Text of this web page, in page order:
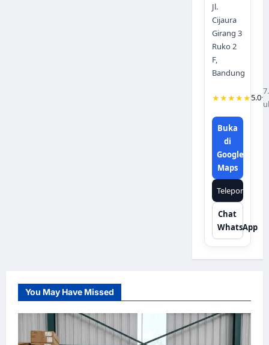
Jl.
Cijaura
Girang 3
Ruko 2
F,
Bandung
★★★★★5.0·
Buka
di
Google
Maps
Telepon
Chat
WhatsApp
You May Have Missed